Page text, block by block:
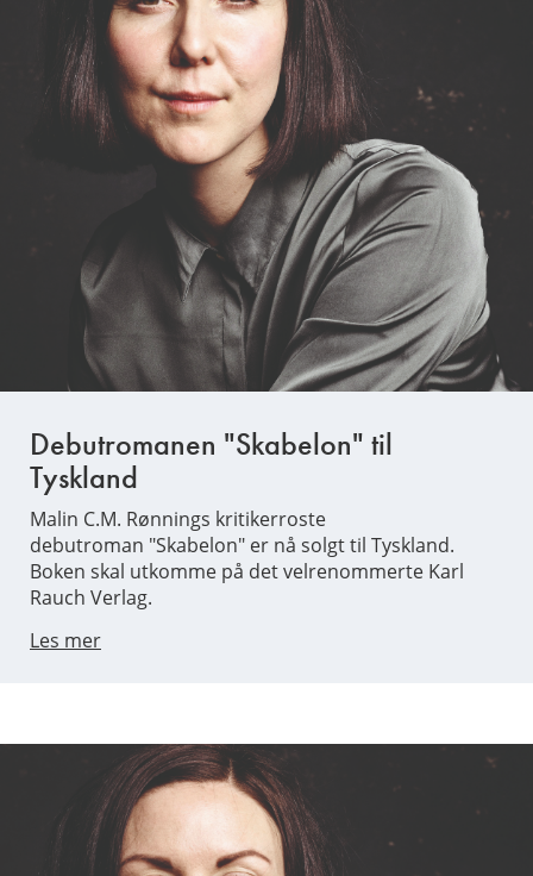
Debutromanen "Skabelon" til
Tyskland
Malin C.M. Rønnings kritikerroste
debutroman "Skabelon" er nå solgt til Tyskland.
Boken skal utkomme på det velrenommerte Karl
Rauch Verlag.
Les mer